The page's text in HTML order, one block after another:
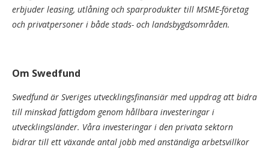
erbjuder leasing, utlåning och sparprodukter till MSME-företag
och privatpersoner i både stads- och landsbygdsområden.
Om Swedfund
Swedfund är Sveriges utvecklingsfinansiär med uppdrag att bidra
till minskad fattigdom genom hållbara investeringar i
utvecklingsländer. Våra investeringar i den privata sektorn
bidrar till ett växande antal jobb med anständiga arbetsvillkor